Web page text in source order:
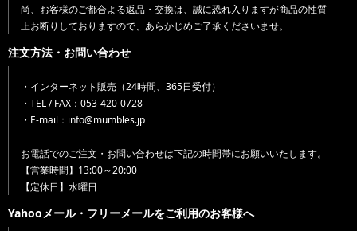
尚、お客様のご都合よる返品・交換は、誠に恐れ入りますが商品の性質
上お断りしておりますので、あらかじめご了承くださいませ。
注文方法・お問い合わせ
・インターネット販売（24時間、365日受付）
・TEL / FAX：053-420-0728
・E-mail：info@mumbles.jp
お電話でのご注文・お問い合わせは下記の時間帯にお願いいたします。
【営業時間】13:00～20:00
【定休日】水曜日
Yahooメール・フリーメールをご利用のお客様へ